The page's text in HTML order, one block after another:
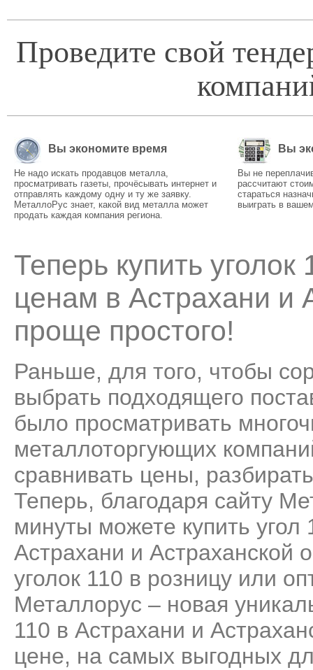
Проведите свой
Вы экономите время
Не надо искать продавцов металла,
просматривать газеты, прочёсывать интернет и
отправлять каждому одну и ту же заявку.
МеталлоРус знает, какой вид металла может
продать каждая компания региона.
Вы
Вы не
рассчитают
стараться
выиграть в
Теперь купить
ценам в Астрахани и
проще простого!
Раньше, для того, чтобы
выбрать подходящего
было просматривать
металлоторгующих
сравнивать цены,
Теперь, благодаря сайту
минуты можете купить
Астрахани и Астраханской
уголок 110 в розницу или
Металлорус – новая
110 в Астрахани и
цене, на самых выгодных